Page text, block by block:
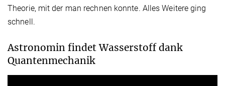
Theorie, mit der man rechnen konnte. Alles Weitere ging
schnell.
Astronomin findet Wasserstoff dank
Quantenmechanik